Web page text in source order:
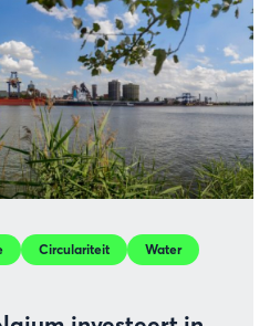
van
verborgen
bron
tot
industriële
kracht
Circulariteit
Water